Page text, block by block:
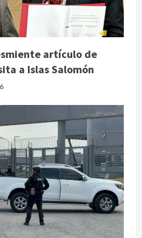
artículo de
a Islas Salomón